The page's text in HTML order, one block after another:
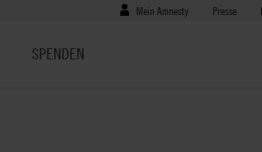
Benutzermenü
Mein Amnesty Presse
Presse
SPENDEN